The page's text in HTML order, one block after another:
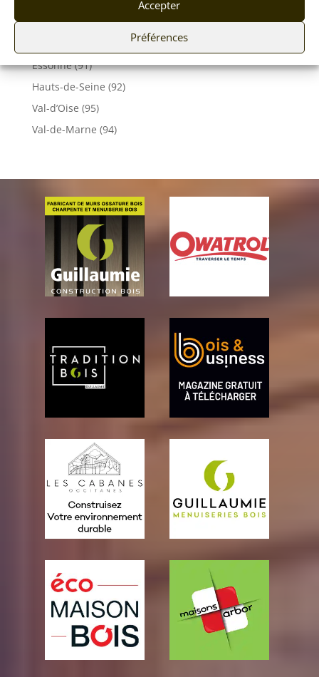
Accepter
Préférences
Vosges (88)
Essonne (91)
Hauts-de-Seine (92)
Val-d’Oise (95)
Val-de-Marne (94)